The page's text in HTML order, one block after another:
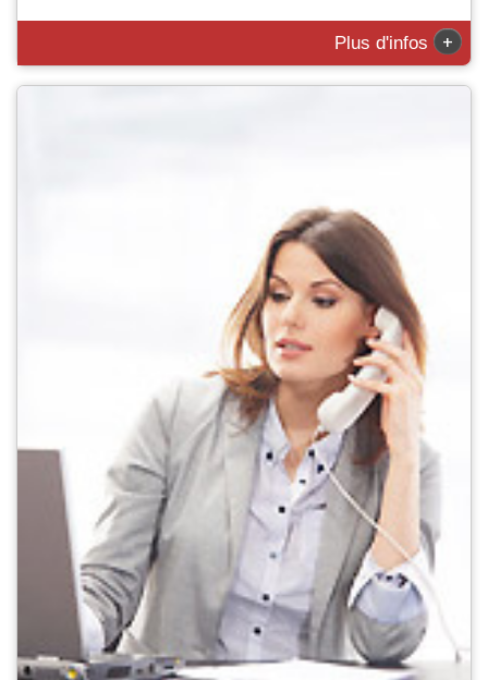
Plus d'infos +